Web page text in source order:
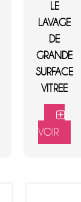
LE
LAVAGE
DE
GRANDE
SURFACE
VITREE
VOIR